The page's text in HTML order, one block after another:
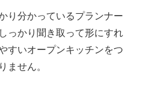
り分かっているプランナー
っかり聞き取って形にすれ
すいオープンキッチンをつ
ません。